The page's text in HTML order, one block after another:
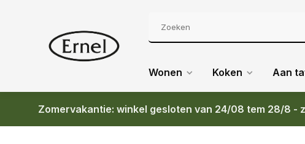
Wonen Koken Aan
Zomervakantie: winkel gesloten van 24/08 tem 28/8
Terug TENDER LEAF SNIJPLANKJE KAAS